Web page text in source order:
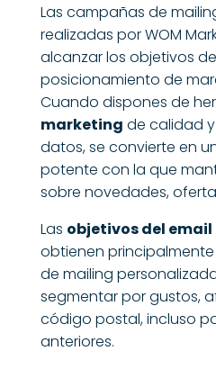
Las campañas de
realizadas por WOM
alcanzar los objetivos
posicionamiento de
Cuando dispones de
marketing de calidad
datos, se convierte en
potente con la que
sobre novedades,
Las objetivos del
obtienen
de mailing
segmentar por gustos,
código postal, incluso
anteriores.